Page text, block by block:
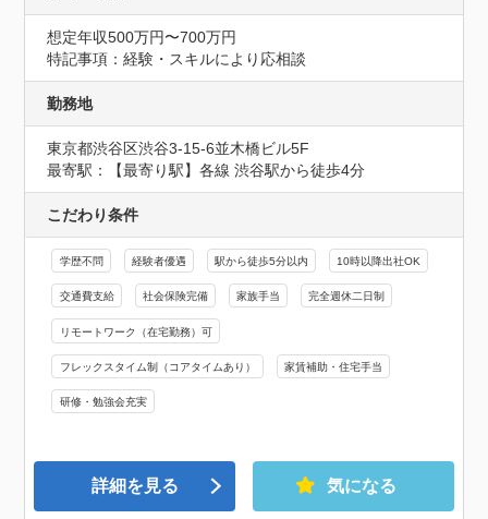
想定年収500万円〜700万円
特記事項：経験・スキルにより応相談
勤務地
東京都渋谷区渋谷3-15-6並木橋ビル5F
最寄駅：【最寄り駅】各線 渋谷駅から徒歩4分
こだわり条件
学歴不問 経験者優遇 駅から徒歩5分以内 10時以降出社OK
交通費支給 社会保険完備 家族手当 完全週休二日制
リモートワーク（在宅勤務）可
フレックスタイム制（コアタイムあり） 家賃補助・住宅手当
研修・勉強会充実
詳細を見る 気になる